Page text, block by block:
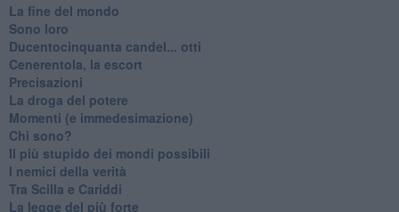
La fine del mondo
Sono loro
Ducentocinquanta candel... otti
Cenerentola, la escort
Precisazioni
La droga del potere
Momenti (e immedesimazione)
Chi sono?
Il più stupido dei mondi possibili
I nemici della verità
Tra Scilla e Cariddi
La legge del più forte